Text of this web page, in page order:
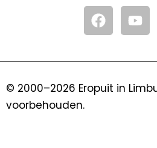
F
a
c
o
Y
o
u
b
© 2000–2026 Eropuit in
voorbehouden.